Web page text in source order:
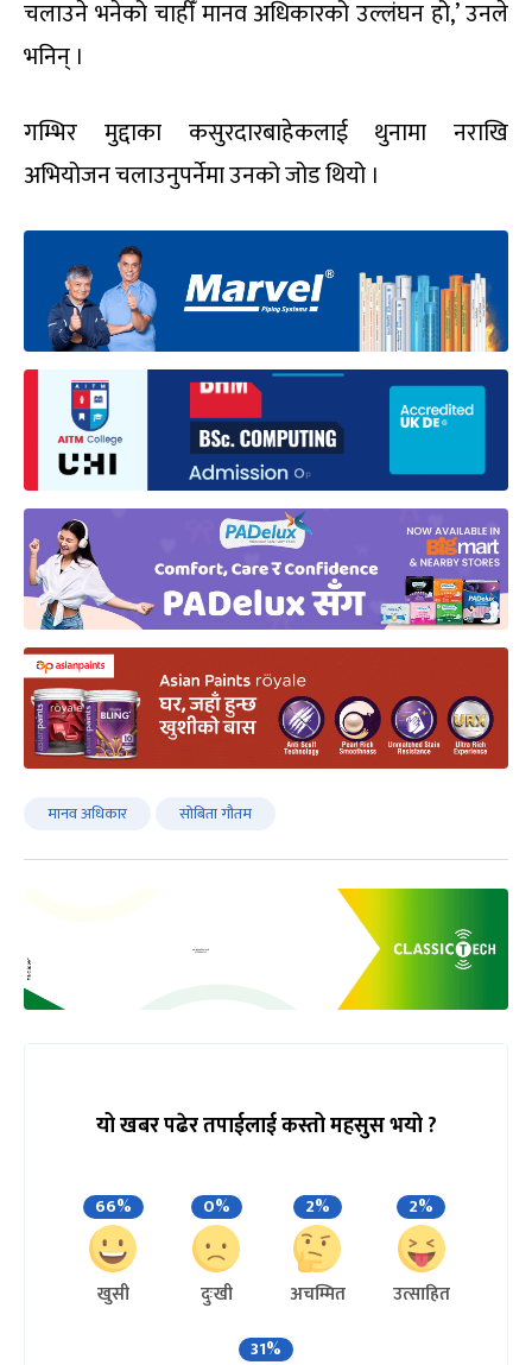
चलाउने भनेको चाहीँ मानव अधिकारको उल्लंघन हो,’ उनले
भनिन् ।
गम्भिर मुद्दाका कसुरदारबाहेकलाई थुनामा नराखि
अभियोजन चलाउनुपर्नेमा उनको जोड थियो ।
मानव अधिकार सोबिता गौतम
यो खबर पढेर तपाईलाई कस्तो महसुस भयो ?
66%
खुसी
0%
दुःखी
2%
अचम्मित
2%
उत्साहित
31%